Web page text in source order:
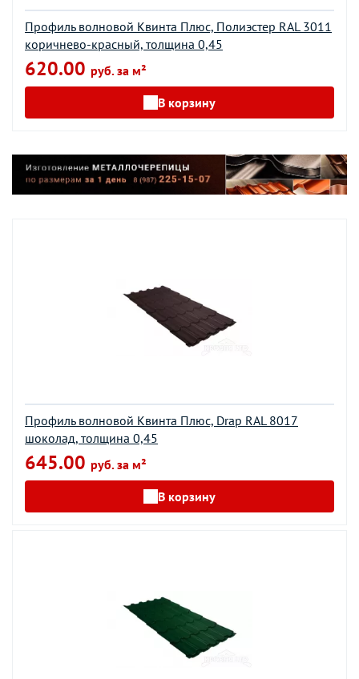
Профиль волновой Квинта Плюс, Полиэстер RAL 3011
коричнево-красный, толщина 0,45
620.00 руб. за м²
В корзину
Профиль волновой Квинта Плюс, Drap RAL 8017
шоколад, толщина 0,45
645.00 руб. за м²
В корзину